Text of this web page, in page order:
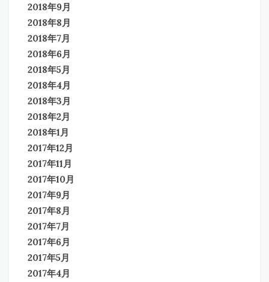
2018年9月
2018年8月
2018年7月
2018年6月
2018年5月
2018年4月
2018年3月
2018年2月
2018年1月
2017年12月
2017年11月
2017年10月
2017年9月
2017年8月
2017年7月
2017年6月
2017年5月
2017年4月